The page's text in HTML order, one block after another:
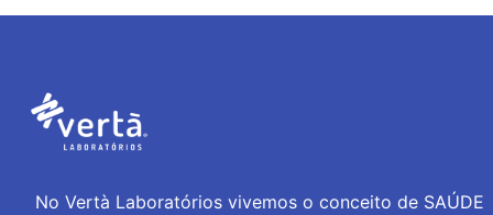
No Vertà Laboratórios vivemos o conceito de SAÚDE